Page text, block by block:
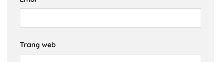
Trang web